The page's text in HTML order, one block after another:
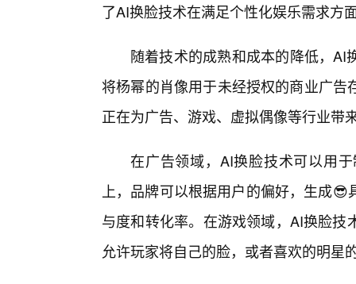
了AI换脸技术在满足个性化娱乐需求方
随着技术的成熟和成本的降低，AI
将杨幂的肖像用于未经授权的商业广
正在为广告、游戏、虚拟偶像等行业带
在广告领域，AI换脸技术可以用
上，品牌可以根据用户的偏好，生成
与度和转化率。在游戏领域，AI换脸
允许玩家将自己的脸，或者喜欢的明星